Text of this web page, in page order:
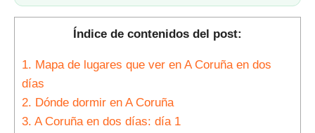
Índice de contenidos del post:
1. Mapa de lugares que ver en A Coruña en dos
días
2. Dónde dormir en A Coruña
3. A Coruña en dos días: día 1